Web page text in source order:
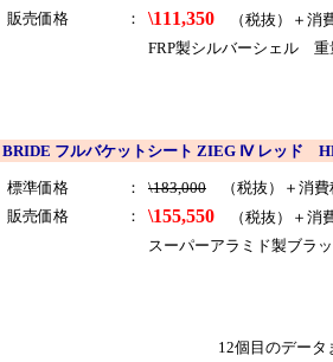
販売価格
： \111,350 （税抜）＋消
FRP製シルバーシェル
BRIDE フルバケットシート ZIEG Ⅳ レッド
標準価格 ： \183,000 （税抜）＋消費
販売価格
： \155,550 （税抜）＋消
スーパーアラミド製ブ
12個目のデータ